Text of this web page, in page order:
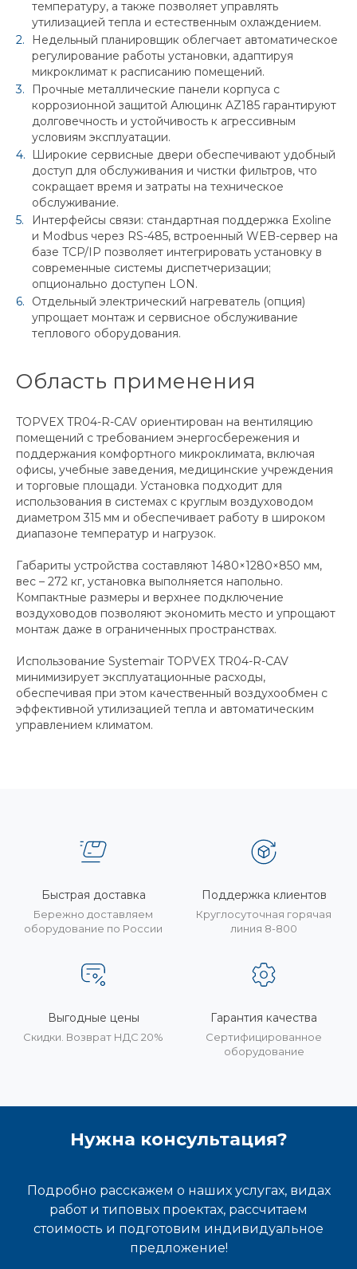
температуру, а также позволяет управлять
утилизацией тепла и естественным охлаждением.
Недельный планировщик облегчает автоматическое
регулирование работы установки, адаптируя
микроклимат к расписанию помещений.
Прочные металлические панели корпуса с
коррозионной защитой Алюцинк AZ185 гарантируют
долговечность и устойчивость к агрессивным
условиям эксплуатации.
Широкие сервисные двери обеспечивают удобный
доступ для обслуживания и чистки фильтров, что
сокращает время и затраты на техническое
обслуживание.
Интерфейсы связи: стандартная поддержка Exoline
и Modbus через RS-485, встроенный WEB-сервер на
базе TCP/IP позволяет интегрировать установку в
современные системы диспетчеризации;
опционально доступен LON.
Отдельный электрический нагреватель (опция)
упрощает монтаж и сервисное обслуживание
теплового оборудования.
Область применения
TOPVEX TR04-R-CAV ориентирован на вентиляцию
помещений с требованием энергосбережения и
поддержания комфортного микроклимата, включая
офисы, учебные заведения, медицинские учреждения
и торговые площади. Установка подходит для
использования в системах с круглым воздуховодом
диаметром 315 мм и обеспечивает работу в широком
диапазоне температур и нагрузок.
Габариты устройства составляют 1480×1280×850 мм,
вес – 272 кг, установка выполняется напольно.
Компактные размеры и верхнее подключение
воздуховодов позволяют экономить место и упрощают
монтаж даже в ограниченных пространствах.
Использование Systemair TOPVEX TR04-R-CAV
минимизирует эксплуатационные расходы,
обеспечивая при этом качественный воздухообмен с
эффективной утилизацией тепла и автоматическим
управлением климатом.
Быстрая доставка
Бережно доставляем
оборудование по России
Поддержка клиентов
Круглосуточная горячая
линия 8-800
Выгодные цены
Скидки. Возврат НДС 20%
Гарантия качества
Сертифицированное
оборудование
Нужна консультация?
Подробно расскажем о наших услугах, видах
работ и типовых проектах, рассчитаем
стоимость и подготовим индивидуальное
предложение!